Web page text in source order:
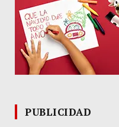
PUBLICIDAD